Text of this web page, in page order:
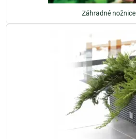
Záhradné nožnice